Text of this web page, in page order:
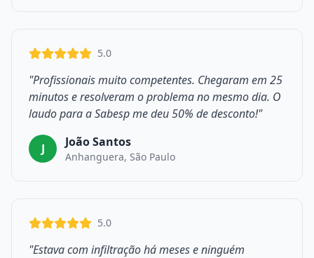
5.0
"Profissionais muito competentes. Chegaram em 25
minutos e resolveram o problema no mesmo dia. O
laudo para a Sabesp me deu 50% de desconto!"
J João Santos
Anhanguera, São Paulo
5.0
"Estava com infiltração há meses e ninguém